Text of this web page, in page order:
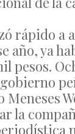
rápido a
año, ya
pesos.
la